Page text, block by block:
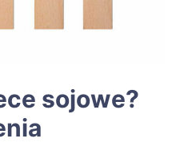
sojowe?